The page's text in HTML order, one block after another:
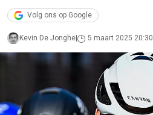
Volg ons op Google
Kevin De Jonghe 5 maart 2025 20:30